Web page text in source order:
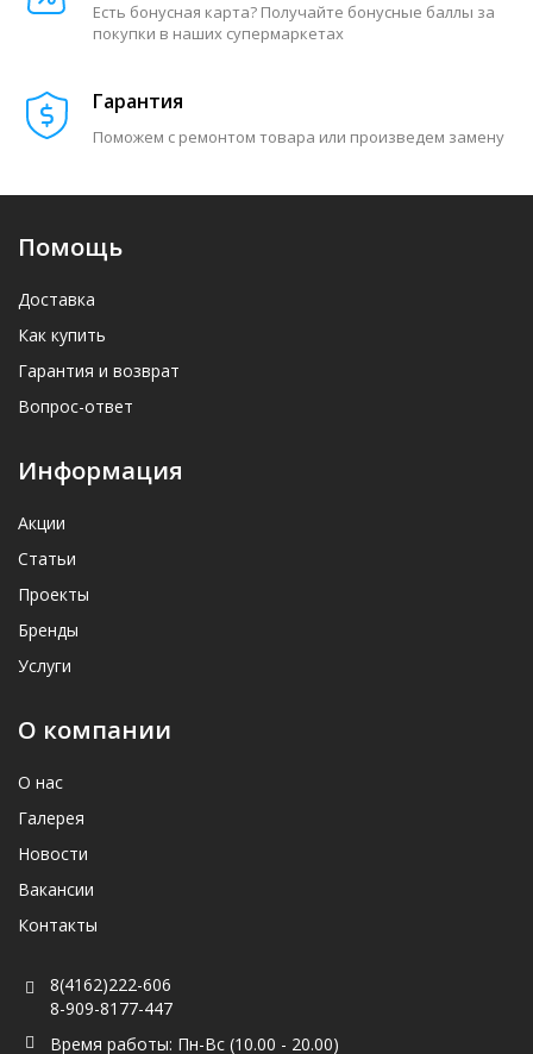
Есть бонусная карта? Получайте бонусные баллы за
покупки в наших супермаркетах
Гарантия
Поможем с ремонтом товара или произведем замену
Помощь
Доставка
Как купить
Гарантия и возврат
Вопрос-ответ
Информация
Акции
Статьи
Проекты
Бренды
Услуги
О компании
О нас
Галерея
Новости
Вакансии
Контакты
8(4162)222-606
8-909-8177-447
Время работы: Пн-Вс (10.00 - 20.00)